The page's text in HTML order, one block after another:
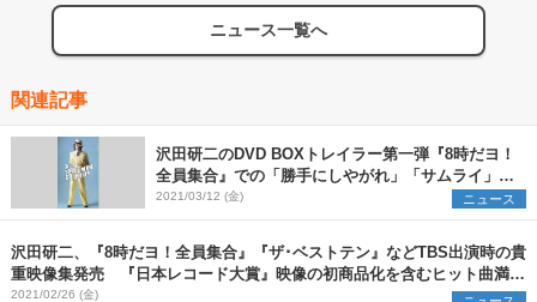
ニュース一覧へ
関連記事
沢田研二のDVD BOXトレイラー第一弾『8時だヨ！
全員集合』での「勝手にしやがれ」「サムライ」な
ど歌唱映像公開
2021/03/12 (金) ニュース
沢田研二、『8時だヨ！全員集合』『ザ･ベストテン』などTBS出演時の貴
重映像集発売 『日本レコード大賞』映像の初商品化を含むヒット曲満載
のDVD7枚組
2021/02/26 (金)